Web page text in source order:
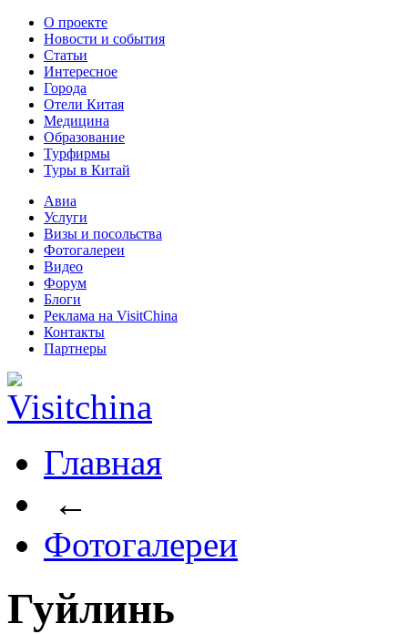
О проекте
Новости и события
Статьи
Интересное
Города
Отели Китая
Медицина
Образование
Турфирмы
Туры в Китай
Авиа
Услуги
Визы и посольства
Фотогалереи
Видео
Форум
Блоги
Реклама на VisitChina
Контакты
Партнеры
Главная
←
Фотогалереи
Гуйлинь